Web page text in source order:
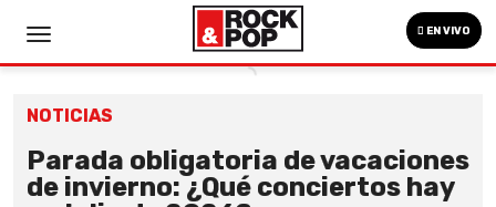
EN VIVO
NOTICIAS
Parada obligatoria de vacaciones
de invierno: ¿Qué conciertos hay